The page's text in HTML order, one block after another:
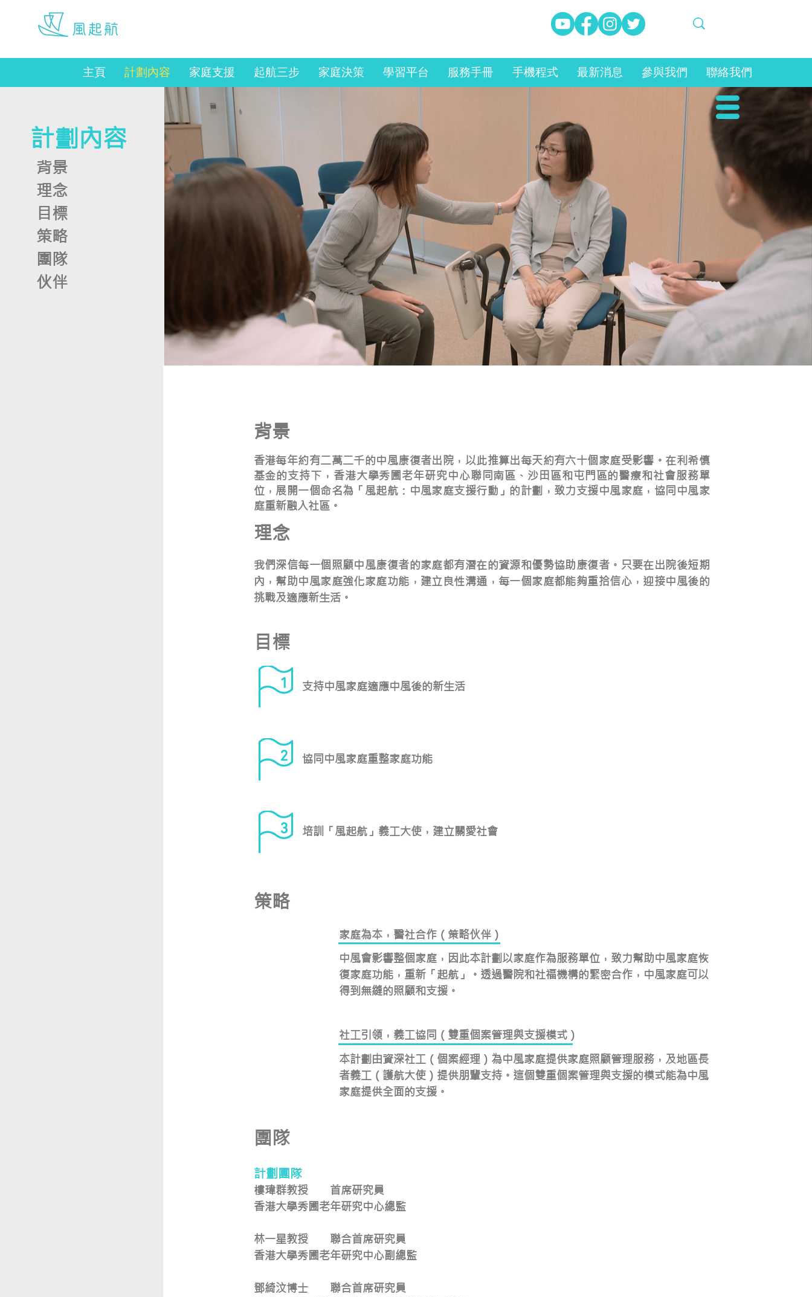
Reserved.
主頁 計劃內容 家庭支援 起航三步 家庭決策 學習平台 服務手冊 手機程式 最新消息 參與我們 聯絡我們
計劃內容
背景
理念
目標
策略
團隊
伙伴
背景
香港每年約有二萬二千的中風康復者出院，以此推算出每天約有六十個家庭受影響。在利希慎
基金的支持下，香港大學秀圃老年研究中心聯同南區、沙田區和屯門區的醫療和社會服務單
位，展開一個命名為「風起航：中風家庭支援行動」的計劃，致力支援中風家庭，協同中風家
庭重新融入社區。
理念
我們深信每一個照顧中風康復者的家庭都有潛在的資源和優勢協助康復者。只要在出院後短期
內，幫助中風家庭強化家庭功能，建立良性溝通，每一個家庭都能夠重拾信心，迎接中風後的
挑戰及適應新生活。
目標
支持中風家庭適應中風後的新生活
協同中風家庭重整家庭功能
培訓「風起航」義工大使，建立關愛社會
策略
家庭為本，醫社合作（策略伙伴）
中風會影響整個家庭，因此本計劃以家庭作為服務單位，致力幫助中風家庭恢
復家庭功能，重新「起航」。透過醫院和社福機構的緊密合作，中風家庭可以
得到無縫的照顧和支援。
社工引領，義工協同（雙重個案管理與支援模式）
本計劃由資深社工（個案經理）為中風家庭提供家庭照顧管理服務，及地區長
者義工（護航大使）提供朋輩支持。這個雙重個案管理與支援的模式能為中風
家庭提供全面的支援。
​團隊
計劃團隊
樓瑋群教授 首席研究員
香港大學秀圃老年研究中心總監
林一星教授聯合首席研究員
香港大學秀圃老年研究中心副總監
鄧綺汶博士 聯合首席研究員